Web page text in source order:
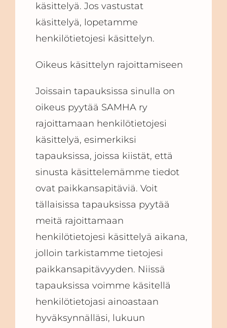
käsittelyä. Jos vastustat
käsittelyä, lopetamme
henkilötietojesi käsittelyn.
Oikeus käsittelyn rajoittamiseen
Joissain tapauksissa sinulla on
oikeus pyytää SAMHA ry
rajoittamaan henkilötietojesi
käsittelyä, esimerkiksi
tapauksissa, joissa kiistät, että
sinusta käsittelemämme tiedot
ovat paikkansapitäviä. Voit
tällaisissa tapauksissa pyytää
meitä rajoittamaan
henkilötietojesi käsittelyä aikana,
jolloin tarkistamme tietojesi
paikkansapitävyyden. Niissä
tapauksissa voimme käsitellä
henkilötietojasi ainoastaan
hyväksynnälläsi, lukuun